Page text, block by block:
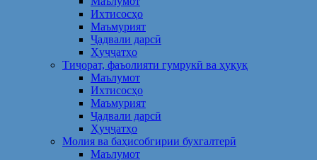
Ихтисосҳо
Маъмурият
Ҷадвали дарсӣ
Ҳуҷҷатҳо
Тиҷорат, фаъолияти гумрукӣ ва ҳуқуқ
Маълумот
Ихтисосҳо
Маъмурият
Ҷадвали дарсӣ
Ҳуҷҷатҳо
Молия ва баҳисобгирии бухгалтерӣ
Маълумот